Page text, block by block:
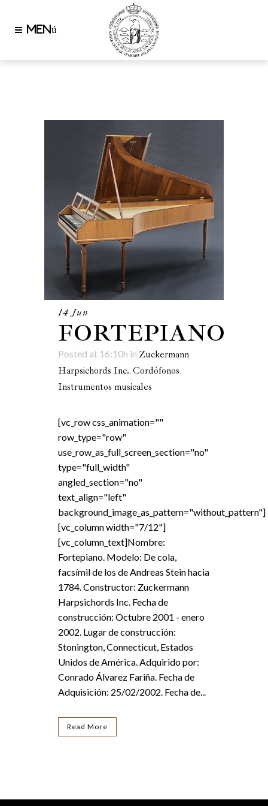
14 Jun
FORTEPIANO
Posted at 16:10h in Zuckermann
Harpsichords Inc.,Cordófonos,
Instrumentos musicales
[vc_row css_animation=""
row_type="row"
use_row_as_full_screen_section="no"
type="full_width"
angled_section="no"
text_align="left"
background_image_as_pattern="without_pattern"]
[vc_column width="7/12"]
[vc_column_text]Nombre:
Fortepiano. Modelo: De cola,
facsímil de los de Andreas Stein hacia
1784. Constructor: Zuckermann
Harpsichords Inc. Fecha de
construcción: Octubre 2001 - enero
2002. Lugar de construcción:
Stonington, Connecticut, Estados
Unidos de América. Adquirido por:
Conrado Álvarez Fariña. Fecha de
Adquisición: 25/02/2002. Fecha de...
Read More